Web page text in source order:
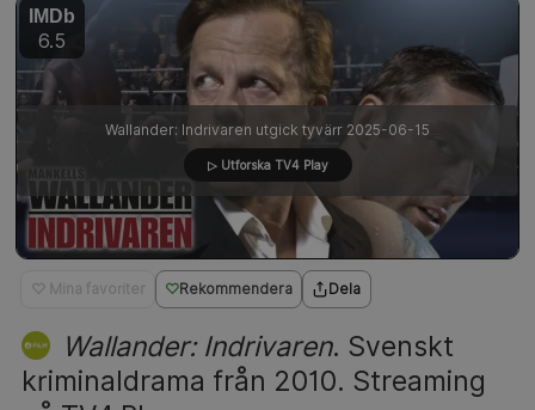
♡ Mina favoriter Rekommendera Dela
Wallander: Indrivaren. Svenskt
kriminaldrama från 2010. Streaming
Wallander: Indrivaren utgick tyvärr 2025-06-15
▷ Utforska TV4 Play
IMDb
6.5